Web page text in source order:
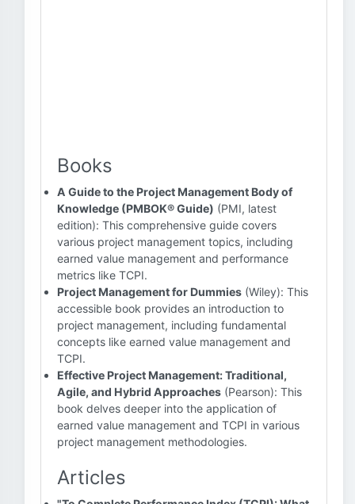
Books
A Guide to the Project Management Body of
Knowledge (PMBOK® Guide) (PMI, latest
edition): This comprehensive guide covers
various project management topics, including
earned value management and performance
metrics like TCPI.
Project Management for Dummies (Wiley): This
accessible book provides an introduction to
project management, including fundamental
concepts like earned value management and
TCPI.
Effective Project Management: Traditional,
Agile, and Hybrid Approaches (Pearson): This
book delves deeper into the application of
earned value management and TCPI in various
project management methodologies.
Articles